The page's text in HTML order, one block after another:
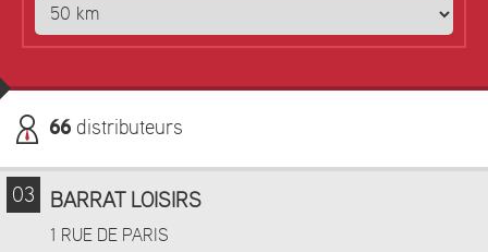
66 distributeurs
03 BARRAT LOISIRS
1 RUE DE PARIS